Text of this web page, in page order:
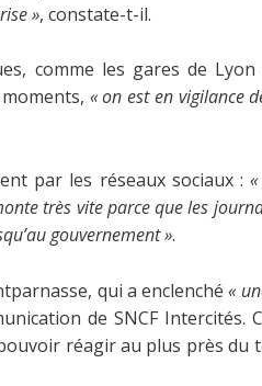
», constate-t-il.
comme les gares de
« on est en vigilance
par les réseaux sociaux :
très vite parce que les
gouvernement ».
qui a enclenché«
de SNCF Intercités.
réagir au plus près du